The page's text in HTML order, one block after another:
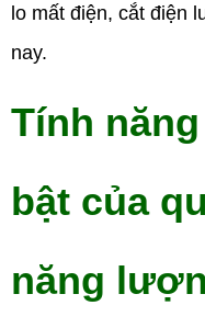
lo mất điện, cắt điện
nay.
Tính
bật của
năng